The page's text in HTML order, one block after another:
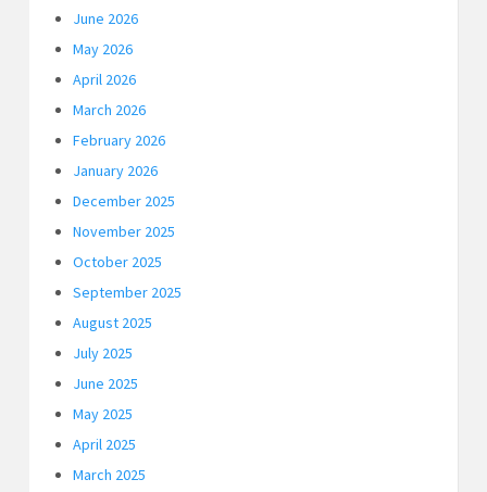
June 2026
May 2026
April 2026
March 2026
February 2026
January 2026
December 2025
November 2025
October 2025
September 2025
August 2025
July 2025
June 2025
May 2025
April 2025
March 2025